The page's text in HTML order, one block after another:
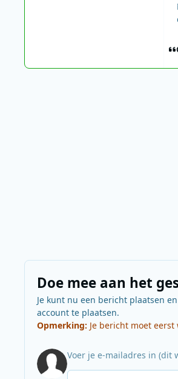
Doe mee aan het
Je kunt nu een bericht plaatsen
account te plaatsen.
Opmerking: Je bericht moet